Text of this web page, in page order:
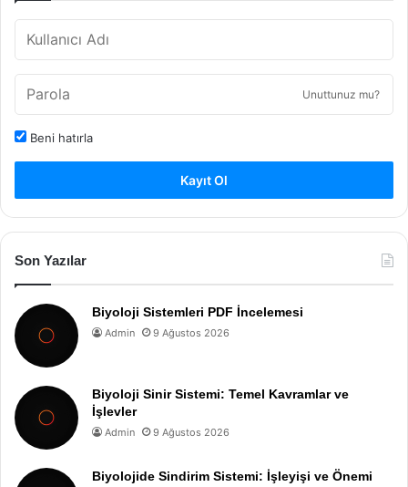
Unuttunuz mu?
Beni hatırla
Kayıt Ol
Son Yazılar
Biyoloji Sistemleri PDF İncelemesi
Admin 9 Ağustos 2026
Biyoloji Sinir Sistemi: Temel Kavramlar ve
İşlevler
Admin 9 Ağustos 2026
Biyolojide Sindirim Sistemi: İşleyişi ve Önemi